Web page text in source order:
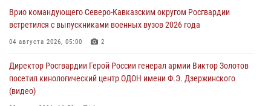
08 августа 2026, 07:00 2
В Москве росгвардейцы оказали помощь медикам и девушке с
08 августа 2026, 06:32 1
Врио командующего Северо-Кавказским округом Росгвардии
встретился с выпускниками военных вузов 2026 года
04 августа 2026, 05:00 2
Директор Росгвардии Герой России генерал армии Виктор Золотов
посетил кинологический центр ОДОН имени Ф.Э. Дзержинского
(видео)